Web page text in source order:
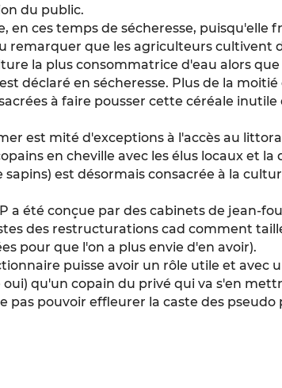
du public.
en ces temps de sécheresse, puisqu'elle
remarquer que les agriculteurs cultivent
la plus consommatrice d'eau alors
déclaré en sécheresse. Plus de la moitié
à faire pousser cette céréale inutile
est mité d'exceptions à l'accès au
en cheville avec les élus locaux et la
sapins) est désormais consacrée à la
a été conçue par des cabinets de jean-
des restructurations cad comment
pour que l'on a plus envie d'en avoir).
puisse avoir un rôle utile et avec
qu'un copain du privé qui va s'en
pas pouvoir effleurer la caste des pseudo